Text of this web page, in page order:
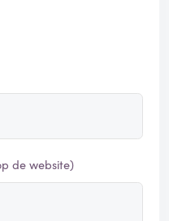
direct bij Ali desnoods,
de website)